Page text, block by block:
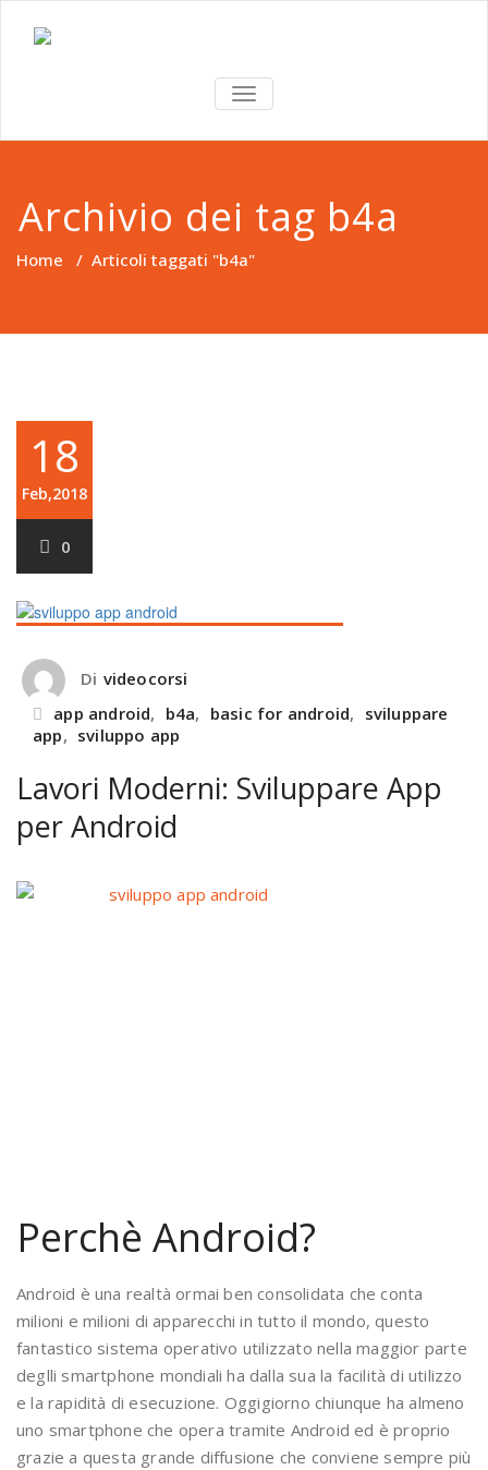
TOGGLE
NAVIGATION
Archivio dei tag b4a
Home / Articoli taggati "b4a"
18
Feb,2018
0
Di videocorsi
app android, b4a, basic for android, sviluppare
app, sviluppo app
Lavori Moderni: Sviluppare App
per Android
Perchè Android?
Android è una realtà ormai ben consolidata che conta
milioni e milioni di apparecchi in tutto il mondo, questo
fantastico sistema operativo utilizzato nella maggior parte
deglli smartphone mondiali ha dalla sua la facilità di utilizzo
e la rapidità di esecuzione. Oggigiorno chiunque ha almeno
uno smartphone che opera tramite Android ed è proprio
grazie a questa grande diffusione che conviene sempre più